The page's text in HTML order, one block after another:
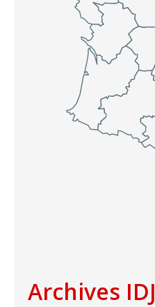
Archives IDJ